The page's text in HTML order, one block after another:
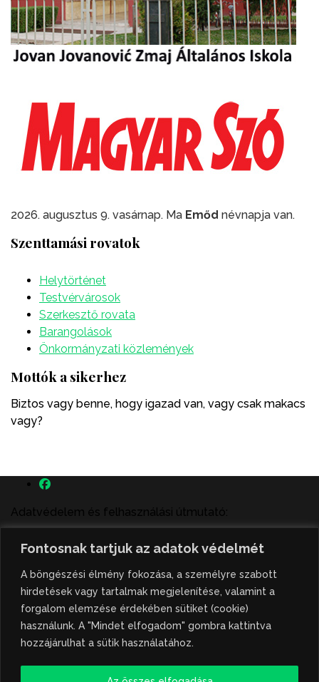
Fontosnak tartjuk az adatok védelmét
A böngészési élmény fokozása, a személyre szabott
hirdetések vagy tartalmak megjelenítése, valamint a
forgalom elemzése érdekében sütiket (cookie)
használunk. A "Mindet elfogadom" gombra kattintva
hozzájárulhat a sütik használatához.
2026. augusztus 9. vasárnap. Ma Emőd névnapja van.
Szenttamási rovatok
Helytörténet
Testvérvárosok
Szerkesztő rovata
Barangolások
Önkormányzati közlemények
Mottók a sikerhez
Biztos vagy benne, hogy igazad van, vagy csak makacs
vagy?
Adatvédelem és felhasználási útmutató:
A szenttamás.rs magyar nyelvű internetes hírportálon
megjelenő szerzői írások, a híranyag és minden egyéb
tartalom a portált működtető Gion Nándor Kulturális
Központ szellemi tulajdonát képezik, amely szellemi
tulajdont a nemzetközi és szerbiai törvények védik. A
jogosulatlan felhasználás büntető- és polgári jogi
következményeket von maga után. A hírportálon
ismertetése, illetve közzétett fotók átvétele kizárólag